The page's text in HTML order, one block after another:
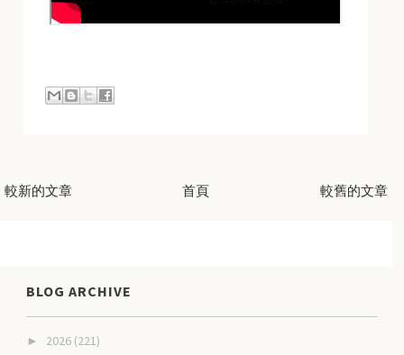
較新的文章 較舊的文章
首頁
BLOG ARCHIVE
► 2026 (221)